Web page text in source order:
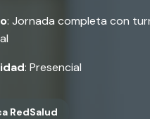
: Jornada completa con
: Presencial
RedSalud